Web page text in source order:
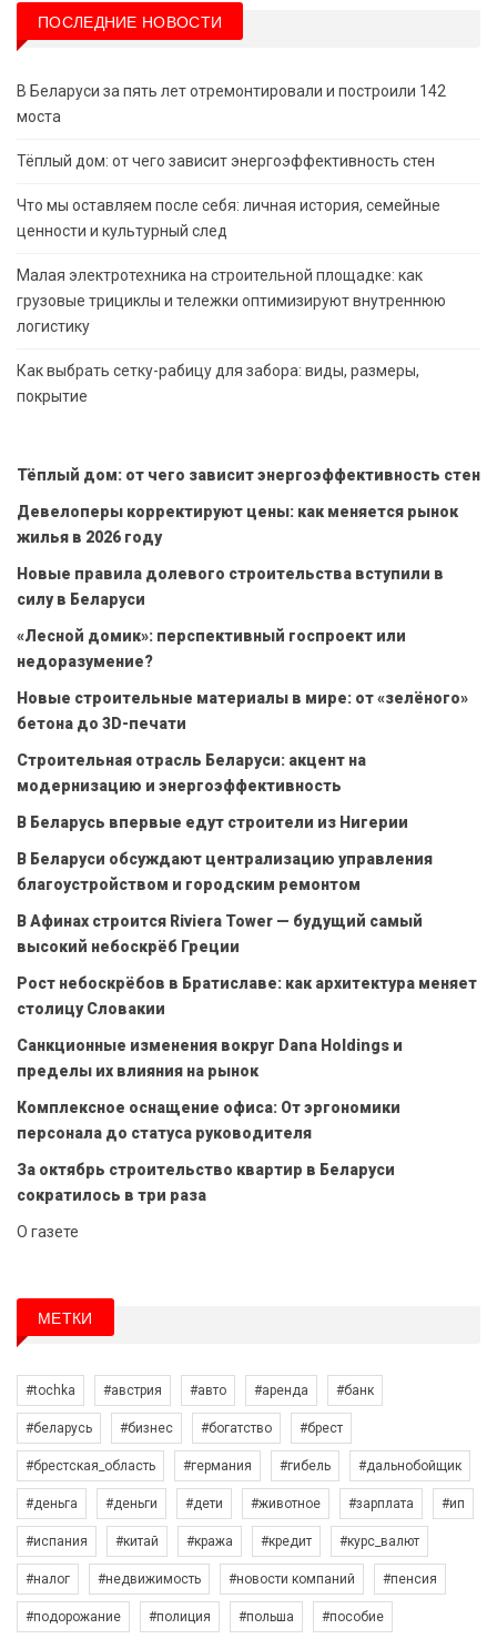
ПОСЛЕДНИЕ НОВОСТИ
В Беларуси за пять лет отремонтировали и построили 142
моста
Тёплый дом: от чего зависит энергоэффективность стен
Что мы оставляем после себя: личная история, семейные
ценности и культурный след
Малая электротехника на строительной площадке: как
грузовые трициклы и тележки оптимизируют внутреннюю
логистику
Как выбрать сетку-рабицу для забора: виды, размеры,
покрытие
Тёплый дом: от чего зависит энергоэффективность стен
Девелоперы корректируют цены: как меняется рынок
жилья в 2026 году
Новые правила долевого строительства вступили в
силу в Беларуси
«Лесной домик»: перспективный госпроект или
недоразумение?
Новые строительные материалы в мире: от «зелёного»
бетона до 3D-печати
Строительная отрасль Беларуси: акцент на
модернизацию и энергоэффективность
В Беларусь впервые едут строители из Нигерии
В Беларуси обсуждают централизацию управления
благоустройством и городским ремонтом
В Афинах строится Riviera Tower — будущий самый
высокий небоскрёб Греции
Рост небоскрёбов в Братиславе: как архитектура меняет
столицу Словакии
Санкционные изменения вокруг Dana Holdings и
пределы их влияния на рынок
Комплексное оснащение офиса: От эргономики
персонала до статуса руководителя
За октябрь строительство квартир в Беларуси
сократилось в три раза
О газете
МЕТКИ
#tochka #австрия #авто #аренда #банк
#беларусь #бизнес #богатство #брест
#брестская_область #германия #гибель #дальнобойщик
#деньга #деньги #дети #животное #зарплата #ип
#испания #китай #кража #кредит #курс_валют
#налог #недвижимость #новости компаний #пенсия
#подорожание #полиция #польша #пособие